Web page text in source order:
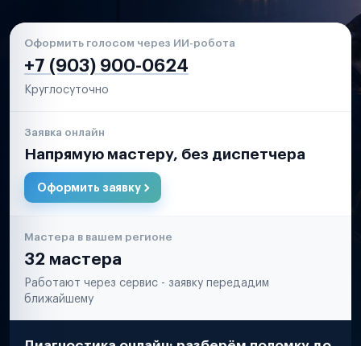
Оформить голосом через ИИ-робота
+7 (903) 900-0624
Круглосуточно
Заявка онлайн
Напрямую мастеру, без диспетчера
Оформить заявку
Мастера в вашем регионе
32 мастера
Работают через сервис - заявку передадим
ближайшему